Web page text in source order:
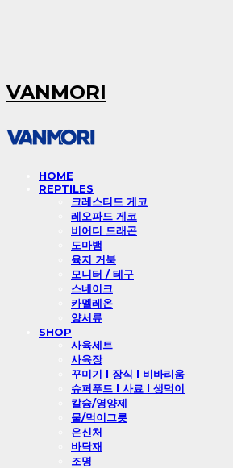
VANMORI
HOME
REPTILES
크레스티드 게코
레오파드 게코
비어디 드래곤
도마뱀
육지 거북
모니터 / 테구
스네이크
카멜레온
양서류
SHOP
사육세트
사육장
꾸미기 l 장식 l 비바리움
슈퍼푸드 l 사료 l 생먹이
칼슘/영양제
물/먹이그릇
은신처
바닥재
조명